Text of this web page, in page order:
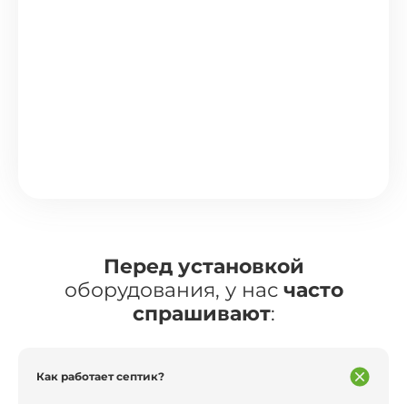
Перед установкой
оборудования, у нас часто
спрашивают:
Как работает септик?